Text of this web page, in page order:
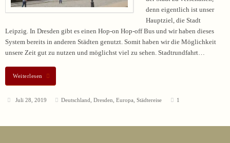
denn eigentlich ist unser
Hauptziel, die Stadt
Leipzig. In Dresden gibt es einen Hop-on Hop-off Bus und wir haben dieses
System bereits in anderen Städten genutzt. Somit haben wir die Möglichkeit
unsere Zeit gut zu nutzen und möglichst viel zu sehen. Stadtrundfahrt…
Weiterlesen
Juli 28, 2019 Deutschland ,Dresden ,Europa ,Städtereise 1